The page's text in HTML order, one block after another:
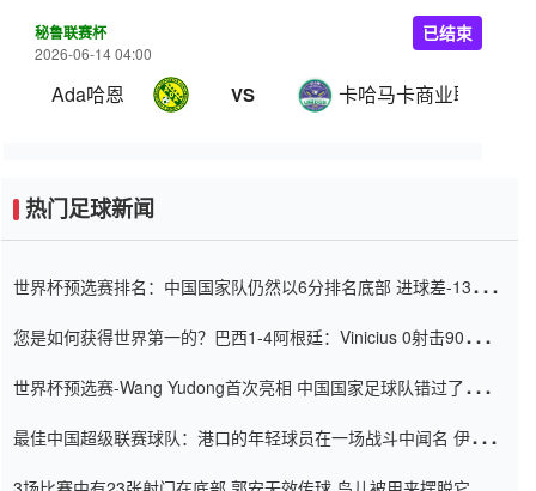
秘鲁联赛杯
2026-06-14 04:00
Ada哈恩 VS 卡哈马卡商业联
已结束
热门足球新闻
世界杯预选赛排名：中国国家队仍然以6分排名底部 进球差-13令人
您是如何获得世界第一的？巴西1-4阿根廷：Vinicius 0射击90分钟
世界杯预选赛-Wang Yudong首次亮相 中国国家足球队错过了世界
最佳中国超级联赛球队：港口的年轻球员在一场战斗中闻名 伊万放